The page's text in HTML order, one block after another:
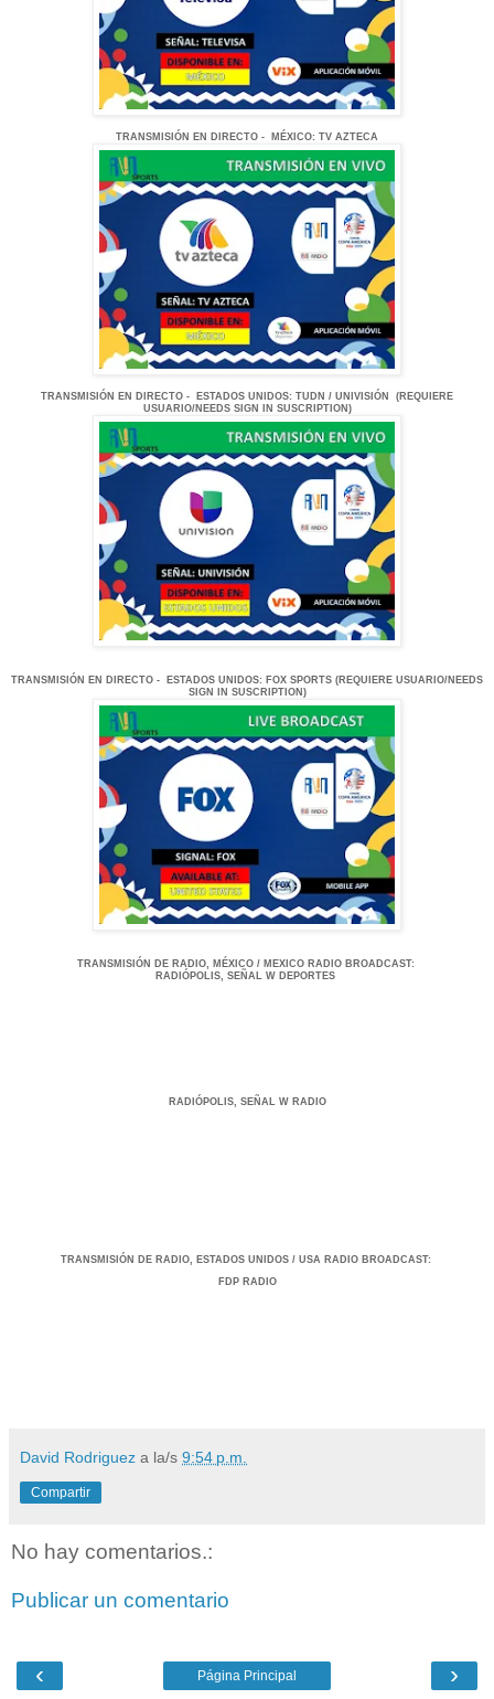
TRANSMISIÓN EN DIRECTO - MÉXICO: TV AZTECA
TRANSMISIÓN EN DI RECTO - ESTADOS UNIDOS: TUDN / UNIVISIÓN (REQUIERE
USUARIO/NEEDS SIGN IN SUSCRIPTION)
TRANSMISIÓN EN DI RECTO - ESTADOS UNIDOS: FOX SPORTS (REQUIERE USUARIO/NEEDS
SIGN IN SUSCRIPTION)
TRANSMISIÓN DE RADIO, MÉXICO / MEXICO RADIO BROADCAST:
RADIÓPOLIS, SEÑAL W DEPORTES
RADIÓPOLIS, SEÑAL W RADIO
TRANSMISIÓN DE RADIO, ESTADOS UNIDOS / USA RADIO BROADCAST:
FDP RADIO
David Rodriguez a la/s 9:54 p.m.
Compartir
No hay comentarios.:
Publicar un comentario
‹ ›
Página Principal